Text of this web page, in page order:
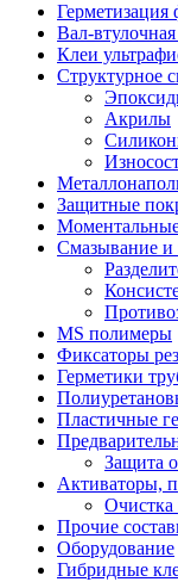
Вал-
Клеи
Структурное
Акрилы
Защитные
Смазывание и
MS полимеры
Фиксаторы
Герметики
Пластичные
Защита
Активаторы,
Очистка
Прочие
Оборудование
Гибридные